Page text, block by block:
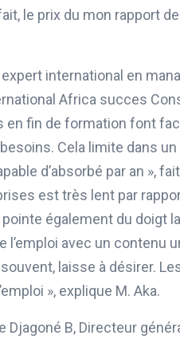
le prix du mon rapport
international en
Africa succes
en fin de formation font
Cela limite dans
d’absorbé par an »,
est très lent par
également du doigt
l’emploi avec un contenu
laisse à désirer.
», explique M. Aka.
Djagoné B, Directeur